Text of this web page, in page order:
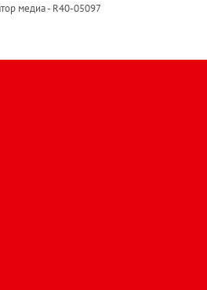
медиа - R40-05097